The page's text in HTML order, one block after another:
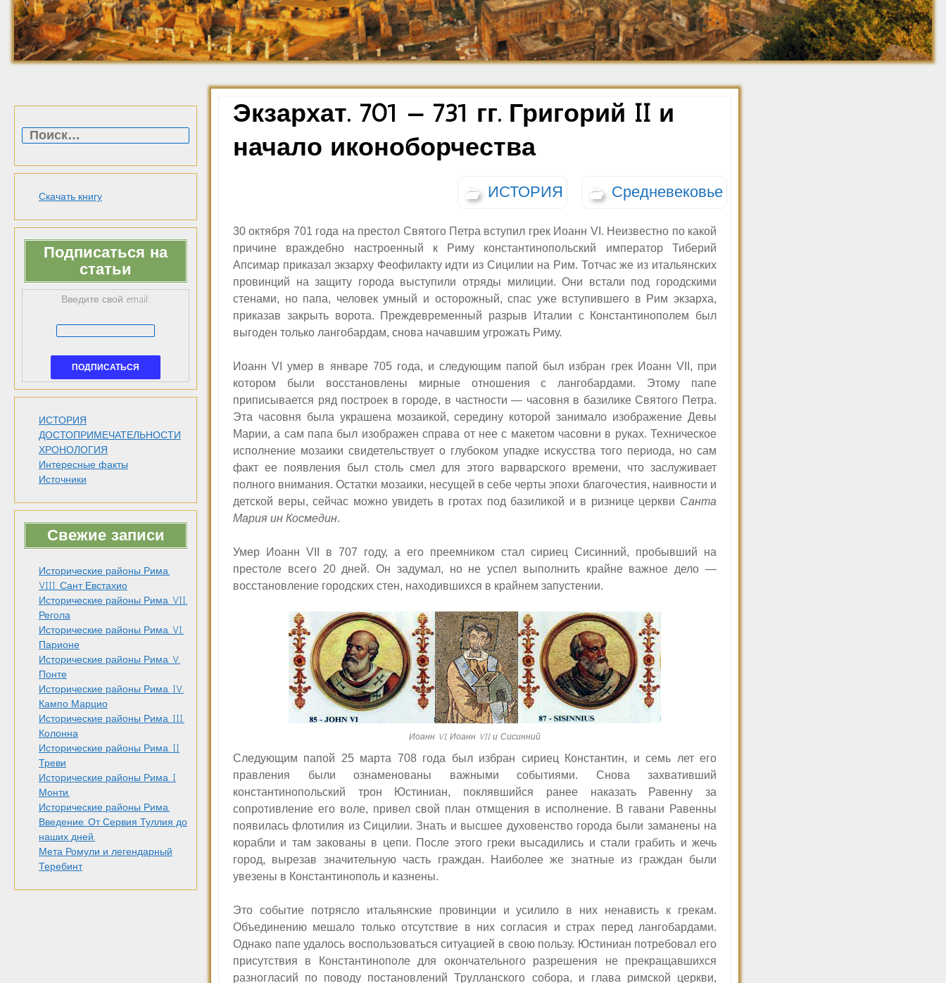
Средневековье
Возрождение и
Барокко
Джованни Баттиста
Пиранези
Ретро фото. 1910-
1920
Ретро фото. 1921-
1930
Скачать книгу
Подписаться на
статьи
Введите свой email:
ИСТОРИЯ
ДОСТОПРИМЕЧАТЕЛЬНОСТИ
ХРОНОЛОГИЯ
Интересные факты
Источники
Свежие записи
Исторические районы Рима.
VIII. Сант Евстахио
Исторические районы Рима. VII.
Регола
Исторические районы Рима. VI.
Парионе
Исторические районы Рима. V.
Понте
Исторические районы Рима. IV.
Кампо Марцио
Исторические районы Рима. III.
Колонна
Исторические районы Рима. II
Треви
Исторические районы Рима. I
Монти.
Исторические районы Рима.
Введение. От Сервия Туллия до
наших дней.
Мета Ромули и легендарный
Теребинт
Экзархат. 701 — 731 гг. Григорий II и
начало иконоборчества
ИСТОРИЯ Средневековье
30 октября 701 года на престол Святого Петра вступил грек Иоанн VI. Неизвестно по какой
причине враждебно настроенный к Риму константинопольский император Тиберий
Апсимар приказал экзарху Феофилакту идти из Сицилии на Рим. Тотчас же из итальянских
провинций на защиту города выступили отряды милиции. Они встали под городскими
стенами, но папа, человек умный и осторожный, спас уже вступившего в Рим экзарха,
приказав закрыть ворота. Преждевременный разрыв Италии с Константинополем был
выгоден только лангобардам, снова начавшим угрожать Риму.
Иоанн V Iумер в январе 705 года, и следующим папой был избран грек Иоанн VII, при
котором были восстановлены мирные отношения с лангобардами. Этому папе
приписывается ряд построек в городе, в частности — часовня в базилике Святого Петра.
Эта часовня была украшена мозаикой, середину которой занимало изображение Девы
Марии, а сам папа был изображен справа от нее с макетом часовни в руках. Техническое
исполнение мозаики свидетельствует о глубоком упадке искусства того периода, но сам
факт ее появления был столь смел для этого варварского времени, что заслуживает
полного внимания. Остатки мозаики, несущей в себе черты эпохи благочестия, наивности и
детской веры, сейчас можно увидеть в гротах под базиликой и в ризнице церкви Санта
Мария ин Космедин.
Умер Иоанн VII в 707 году, а его преемником стал сириец Сисинний, пробывший на
престоле всего 20 дней. Он задумал, но не успел выполнить крайне важное дело —
восстановление городских стен, находившихся в крайнем запустении.
Иоанн VI, Иоанн VII и Сисинний
Следующим папой 25 марта 708 года был избран сириец Константин, и семь лет его
правления были ознаменованы важными событиями. Снова захвативший
константинопольский трон Юстиниан, поклявшийся ранее наказать Равенну за
сопротивление его воле, привел свой план отмщения в исполнение. В гавани Равенны
появилась флотилия из Сицилии. Знать и высшее духовенство города были заманены на
корабли и там закованы в цепи. После этого греки высадились и стали грабить и жечь
город, вырезав значительную часть граждан. Наиболее же знатные из граждан были
увезены в Константинополь и казнены.
Это событие потрясло итальянские провинции и усилило в них ненависть к грекам.
Объединению мешало только отсутствие в них согласия и страх перед лангобардами.
Однако папе удалось воспользоваться ситуацией в свою пользу. Юстиниан потребовал его
присутствия в Константинополе для окончательного разрешения не прекращавшихся
разногласий по поводу постановлений Трулланского собора, и глава римской церкви,